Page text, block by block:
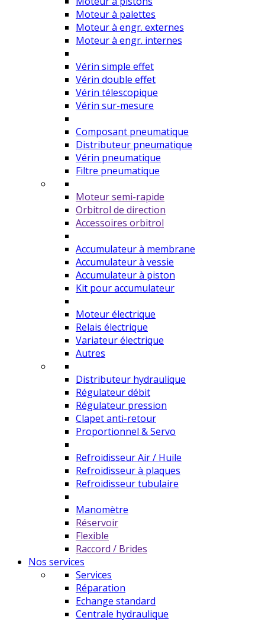
Moteur à palettes
Moteur à engr. externes
Moteur à engr. internes
Vérin simple effet
Vérin double effet
Vérin télescopique
Vérin sur-mesure
Composant pneumatique
Distributeur pneumatique
Vérin pneumatique
Filtre pneumatique
Moteur semi-rapide
Orbitrol de direction
Accessoires orbitrol
Accumulateur à membrane
Accumulateur à vessie
Accumulateur à piston
Kit pour accumulateur
Moteur électrique
Relais électrique
Variateur électrique
Autres
Distributeur hydraulique
Régulateur débit
Régulateur pression
Clapet anti-retour
Proportionnel & Servo
Refroidisseur Air / Huile
Refroidisseur à plaques
Refroidisseur tubulaire
Manomètre
Réservoir
Flexible
Raccord / Brides
Nos services
Services
Réparation
Echange standard
Centrale hydraulique